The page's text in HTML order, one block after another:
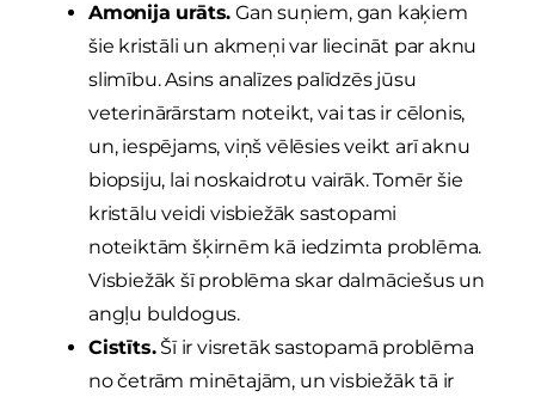
Amonija urāts. Gan suņiem, gan kaķiem
šie kristāli un akmeņi var liecināt par aknu
slimību. Asins analīzes palīdzēs jūsu
veterinārārstam noteikt, vai tas ir cēlonis,
un, iespējams, viņš vēlēsies veikt arī aknu
biopsiju, lai noskaidrotu vairāk. Tomēr šie
kristālu veidi visbiežāk sastopami
noteiktām šķirnēm kā iedzimta problēma.
Visbiežāk šī problēma skar dalmāciešus un
angļu buldogus.
Cistīts.Šī ir visretāk sastopamā problēma
no četrām minētajām, un visbiežāk tā ir